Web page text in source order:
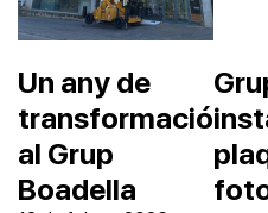
Un any de
transformació
al Grup
Boadella